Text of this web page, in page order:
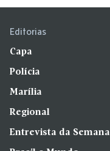
Editorias
Capa
Polícia
Marília
Regional
Entrevista da Semana